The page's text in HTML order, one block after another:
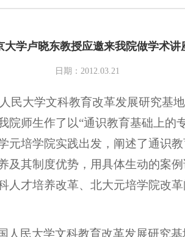
大学卢晓东教授应邀来我院做学术讲
日期：2012.03.21
民大学文科教育改革发展研究基
院师生作了以“通识教育基础上的
元培学院实践出发，阐述了通识
及其制度优势，用具体生动的案
人才培养改革、北大元培学院改
人民大学文科教育改革发展研究